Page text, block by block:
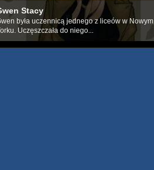
Stacy
była uczennicą jednego z liceów w Nowym
Uczęszczała do niego...